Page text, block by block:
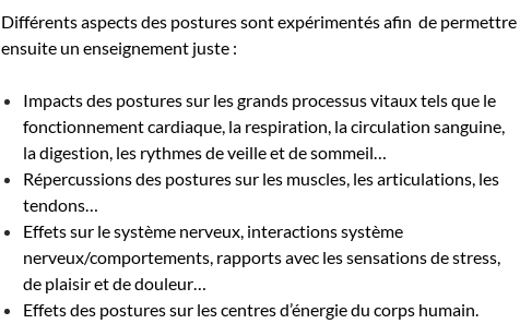
Différents aspects des postures sont expérimentés afin de permettre
ensuite un enseignement juste :
Impacts des postures sur les grands processus vitaux tels que le
fonctionnement cardiaque, la respiration, la circulation sanguine,
la digestion, les rythmes de veille et de sommeil…
Répercussions des postures sur les muscles, les articulations, les
tendons…
Effets sur le système nerveux, interactions système
nerveux/comportements, rapports avec les sensations de stress,
de plaisir et de douleur…
Effets des postures sur les centres d’énergie du corps humain.